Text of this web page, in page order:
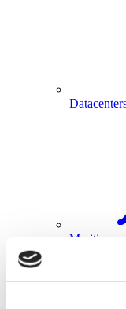
Maritime
Cases